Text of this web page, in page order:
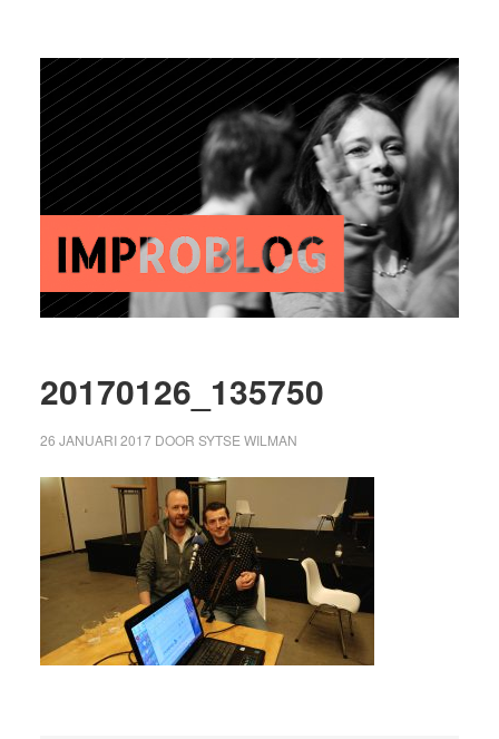
20170126_135750
26 JANUARI 2017DOOR SYTSE WILMAN